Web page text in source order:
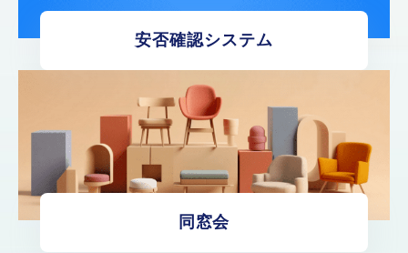
安否確認システム
同窓会